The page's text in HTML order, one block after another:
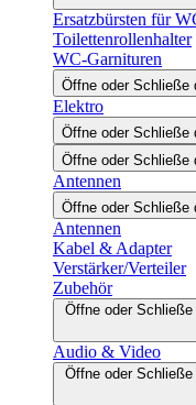
Ersatzbürsten für
Toilettenrollenhalter
WC-Garnituren
Öffne oder Schließe
Elektro
Öffne oder Schließe
Öffne oder Schließe
Antennen
Öffne oder Schließe
Antennen
Kabel & Adapter
Verstärker/Verteiler
Zubehör
Öffne oder
Audio & Video
Öffne oder